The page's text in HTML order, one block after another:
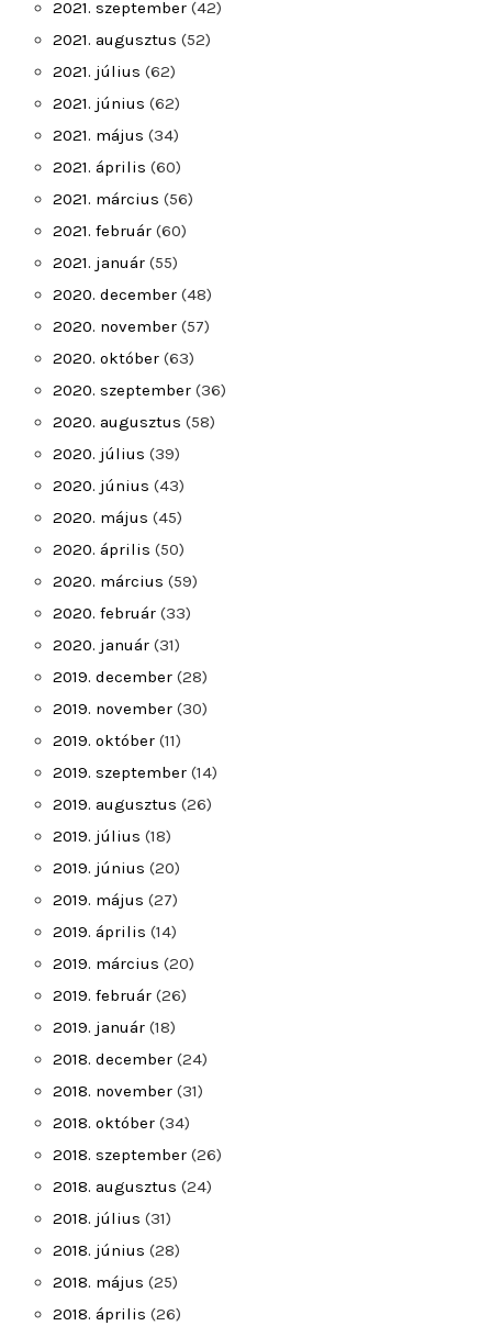
2021. szeptember (42)
2021. augusztus (52)
2021. július (62)
2021. június (62)
2021. május (34)
2021. április (60)
2021. március (56)
2021. február (60)
2021. január (55)
2020. december (48)
2020. november (57)
2020. október (63)
2020. szeptember (36)
2020. augusztus (58)
2020. július (39)
2020. június (43)
2020. május (45)
2020. április (50)
2020. március (59)
2020. február (33)
2020. január (31)
2019. december (28)
2019. november (30)
2019. október (11)
2019. szeptember (14)
2019. augusztus (26)
2019. július (18)
2019. június (20)
2019. május (27)
2019. április (14)
2019. március (20)
2019. február (26)
2019. január (18)
2018. december (24)
2018. november (31)
2018. október (34)
2018. szeptember (26)
2018. augusztus (24)
2018. július (31)
2018. június (28)
2018. május (25)
2018. április (26)